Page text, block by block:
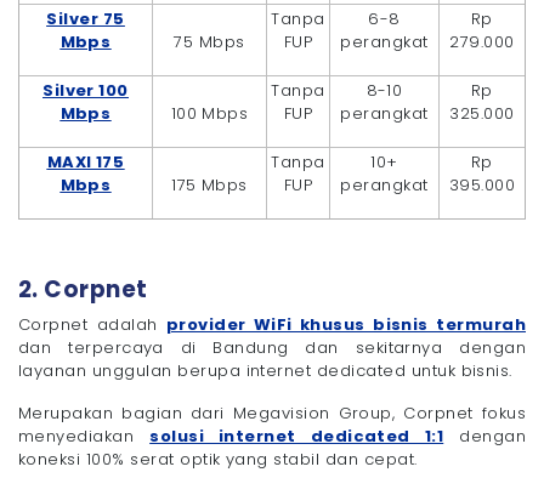
Silver 75
Mbps
75 Mbps
Tanpa
FUP
6-8
perangkat
Rp
279.000
Silver 100
Mbps
100 Mbps
Tanpa
FUP
8-10
perangkat
Rp
325.000
MAXI 175
Mbps
175 Mbps
Tanpa
FUP
10+
perangkat
Rp
395.000
2. Corpnet
Corpnet adalah provider WiFi khusus bisnis termurah
dan terpercaya di Bandung dan sekitarnya dengan
layanan unggulan berupa internet dedicated untuk bisnis.
Merupakan bagian dari Megavision Group, Corpnet fokus
menyediakan solusi internet dedicated 1:1 dengan
koneksi 100% serat optik yang stabil dan cepat.